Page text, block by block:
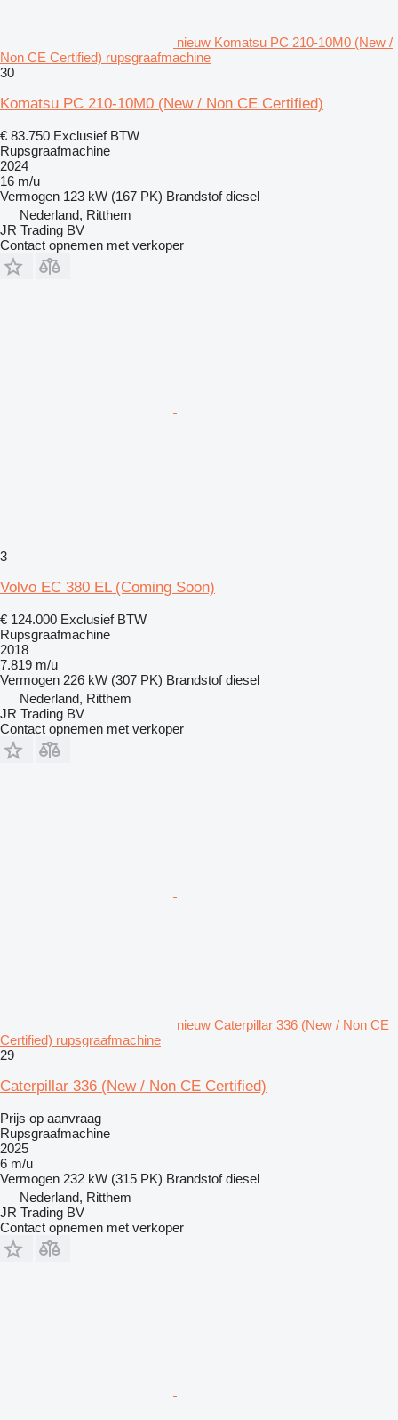
nieuw Komatsu PC 210-10M0 (New /
Non CE Certified) rupsgraafmachine
30
Komatsu PC 210-10M0 (New / Non CE Certified)
€ 83.750 Exclusief BTW
Rupsgraafmachine
2024
16 m/u
Vermogen 123 kW (167 PK) Brandstof diesel
Nederland, Ritthem
JR Trading BV
Contact opnemen met verkoper
3
Volvo EC 380 EL (Coming Soon)
€ 124.000 Exclusief BTW
Rupsgraafmachine
2018
7.819 m/u
Vermogen 226 kW (307 PK) Brandstof diesel
Nederland, Ritthem
JR Trading BV
Contact opnemen met verkoper
nieuw Caterpillar 336 (New / Non CE
Certified) rupsgraafmachine
29
Caterpillar 336 (New / Non CE Certified)
Prijs op aanvraag
Rupsgraafmachine
2025
6 m/u
Vermogen 232 kW (315 PK) Brandstof diesel
Nederland, Ritthem
JR Trading BV
Contact opnemen met verkoper